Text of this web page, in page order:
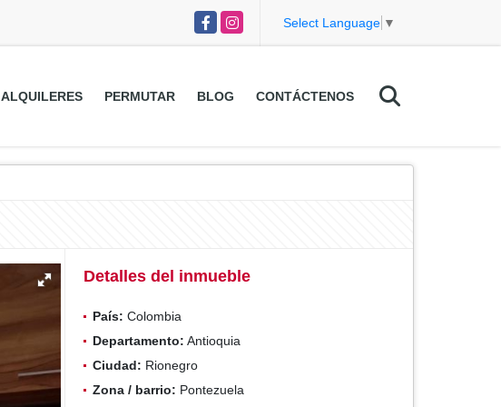
FacebookInstagram Select Language ▼
ALQUILERES PERMUTAR BLOG CONTÁCTENOS
Detalles del inmueble
País: Colombia
Departamento: Antioquia
Ciudad: Rionegro
Zona / barrio: Pontezuela